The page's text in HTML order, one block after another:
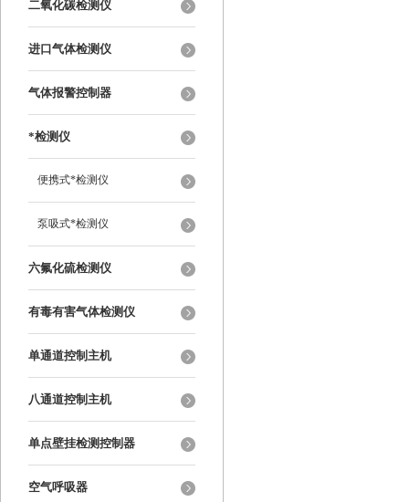
二氧化碳检测仪
进口气体检测仪
气体报警控制器
*检测仪
便携式*检测仪
泵吸式*检测仪
六氟化硫检测仪
有毒有害气体检测仪
单通道控制主机
八通道控制主机
单点壁挂检测控制器
空气呼吸器